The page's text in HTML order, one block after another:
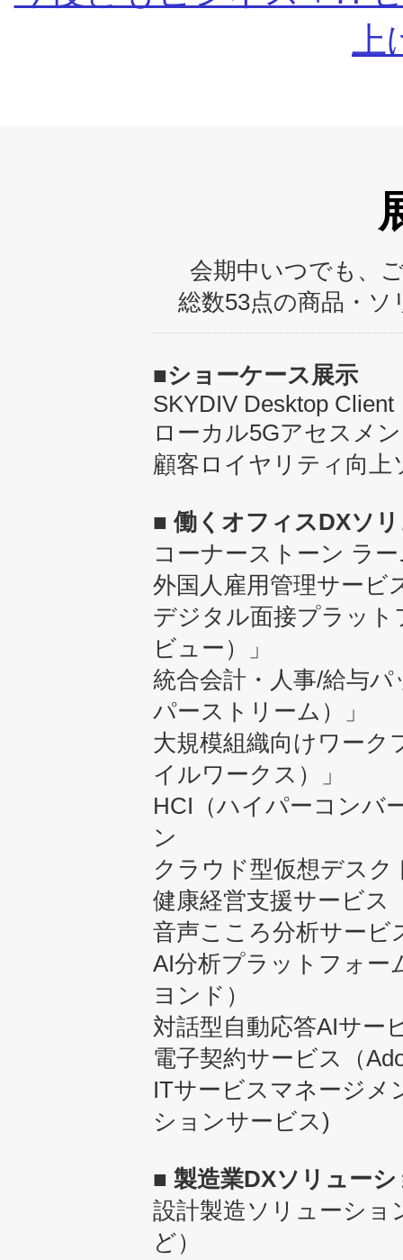
会期中いつでも、
総数53点の商品・
■ショーケース展示
SKYDIV Desktop Client
ローカル5Gアセスメ
顧客ロイヤリティ向
■ 働くオフィスDXソ
コーナーストーン ラ
外国人雇用管理サービ
デジタル面接プラット
ビュー）」
統合会計・人事/給与
パーストリーム）」
大規模組織向けワーク
イルワークス）」
HCI（ハイパーコンバ
ン
クラウド型仮想デス
健康経営支援サービス
音声こころ分析サービ
AI分析プラットフォー
ヨンド）
対話型自動応答AIサー
電子契約サービス（
ITサービスマネージメ
ションサービス)
■ 製造業DXソリューシ
設計製造ソリューショ
ど）